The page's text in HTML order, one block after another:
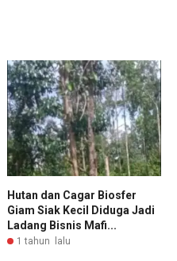
Hutan dan Cagar Biosfer
Giam Siak Kecil Diduga Jadi
Ladang Bisnis Mafi...
1 tahun lalu